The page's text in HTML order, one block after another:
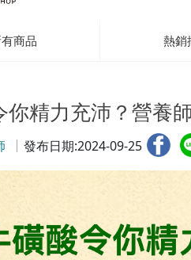
商品 熱銷
你精力充沛？營養
發布日期:2024-09-25